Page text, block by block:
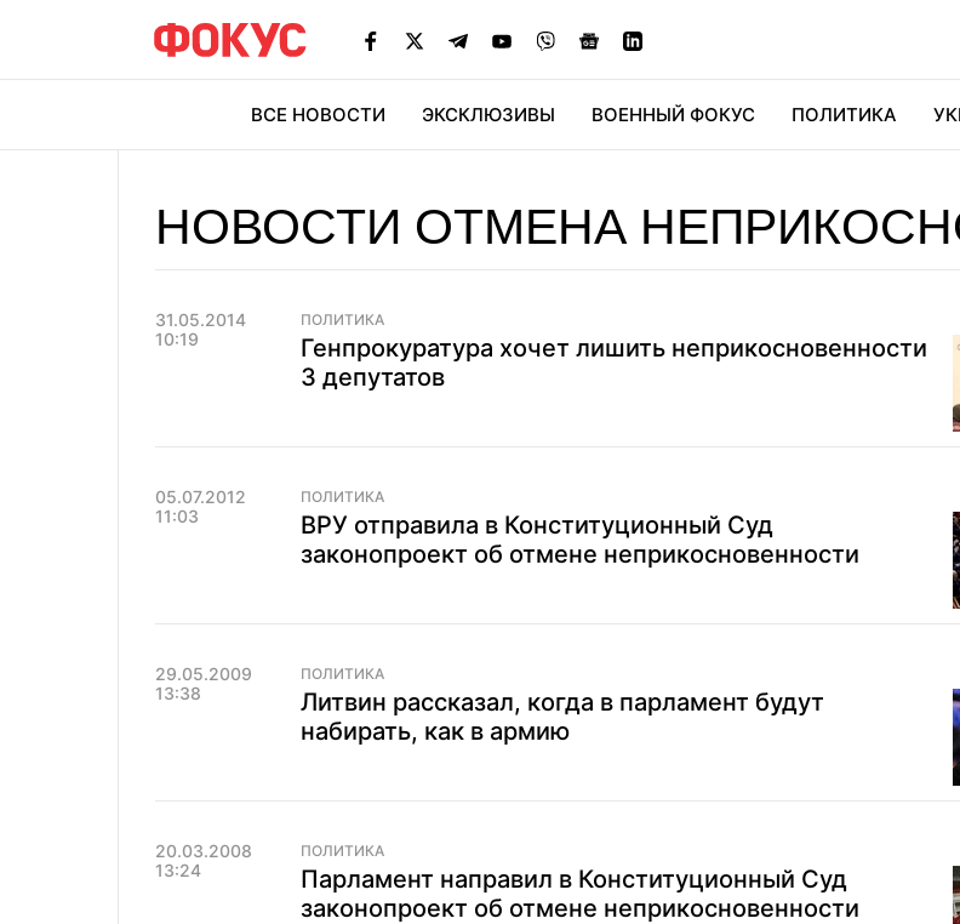
ВСЕ НОВОСТИ ЭКСКЛЮЗИВЫ ВОЕННЫЙ ФОКУС ПОЛИТИКА
НОВОСТИ ОТМЕНА
31.05.2014
10:19
ПОЛИТИКА
Генпрокуратура хочет лишить неприкосновенности
3 депутатов
05.07.2012
11:03
ПОЛИТИКА
ВРУ отправила в Конституционный Суд
законопроект об отмене неприкосновенности
29.05.2009
13:38
ПОЛИТИКА
Литвин рассказал, когда в парламент будут
набирать, как в армию
20.03.2008
13:24
ПОЛИТИКА
Парламент направил в Конституционный Суд
законопроект об отмене неприкосновенности